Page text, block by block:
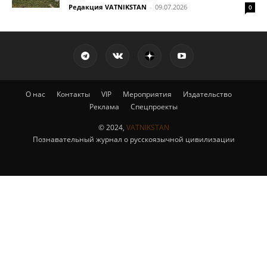
Редакция VATNIKSTAN - 09.07.2026 0
О нас Контакты VIP Мероприятия
Издательство
Реклама
Спецпроекты
© 2024, VATNIKSTAN
Познавательный журнал о русскоязычной цивилизации